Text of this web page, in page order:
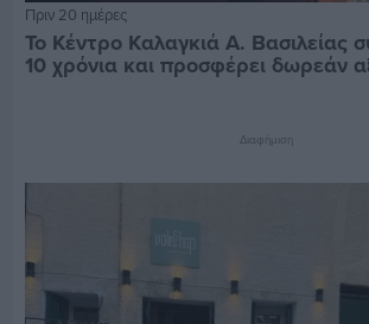
Πριν 20 ημέρες
Το Κέντρο Καλαγκιά Α. Βασιλείας
10 χρόνια και προσφέρει δωρεάν
Διαφήμιση